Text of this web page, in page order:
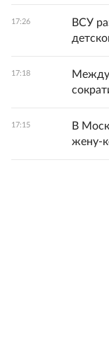
17:26
ВСУ
17:18
17:15
В
жену-